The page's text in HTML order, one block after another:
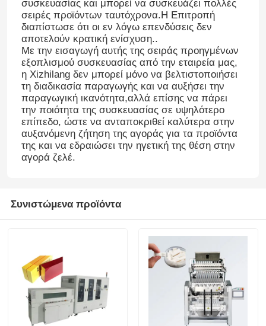
συσκευασίας και μπορεί να συσκευάζει πολλές
σειρές προϊόντων ταυτόχρονα.Η Επιτροπή
διαπίστωσε ότι οι εν λόγω επενδύσεις δεν
αποτελούν κρατική ενίσχυση..
Με την εισαγωγή αυτής της σειράς προηγμένων
εξοπλισμού συσκευασίας από την εταιρεία μας,
η Xizhilang δεν μπορεί μόνο να βελτιστοποιήσει
τη διαδικασία παραγωγής και να αυξήσει την
παραγωγική ικανότητα,αλλά επίσης να πάρει
την ποιότητα της συσκευασίας σε υψηλότερο
επίπεδο, ώστε να ανταποκριθεί καλύτερα στην
αυξανόμενη ζήτηση της αγοράς για τα προϊόντα
της και να εδραιώσει την ηγετική της θέση στην
αγορά ζελέ.
Συνιστώμενα προϊόντα